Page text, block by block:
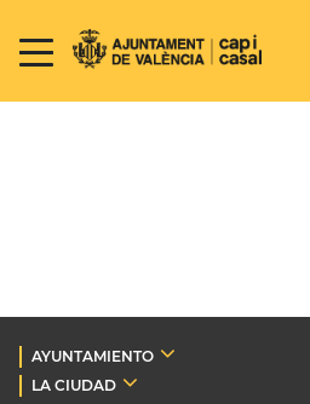
AYUNTAMIENTO
LA CIUDAD